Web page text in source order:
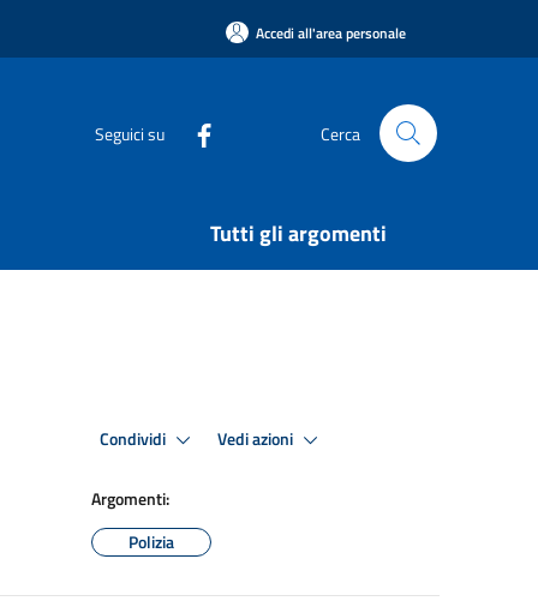
Accedi all'area personale
Seguici su Cerca
Tutti gli argomenti
Condividi Vedi azioni
Argomenti:
Polizia